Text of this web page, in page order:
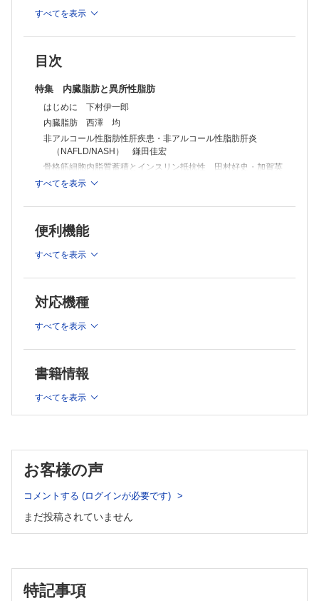
※本製品はPCでの閲覧も可能です。
推奨ブラウザ： Firefox 最新版 / Google Chrome 最新版 / Safari
最新版
すべてを表示
目次
特集 内臓脂肪と異所性脂肪
はじめに 下村伊一郎
内臓脂肪 西澤 均
非アルコール性脂肪性肝疾患・非アルコール性脂肪肝炎
（NAFLD/NASH） 鎌田佳宏
骨格筋細胞内脂質蓄積とインスリン抵抗性 田村好史・加賀英
義
ーター 島袋充生
高輝度膵と生活習慣病 大洞昭博・小島孝雄
異所性脂肪蓄積と治療薬 小川佳宏
内臓脂肪蓄積の基礎医学 福原淳範・他
環境と子どもの健康に関する予防医学：WHO の動向 戸髙
恵美子
小児消化器疾患 清水俊明・大塚宜一
連載TOPICS
性維持機構 藤生克仁
生化学・分子生物学 Long non-coding RNA から翻訳される
連載FORUM
Choosing Wisely キャンペーンとは(15) 世界に拡がる
の解決に向けた共通の取組み Karen Born・Wendy
Levinson
すべてを表示
便利機能
すべてを表示
対応機種
すべてを表示
書籍情報
すべてを表示
お客様の声
コメントする (ログインが必要です)
まだ投稿されていません
特記事項